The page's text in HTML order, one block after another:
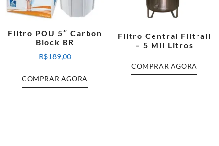
Filtro POU 5″ Carbon
Block BR
R$189,00
COMPRAR AGORA
Filtro Central Filtrali
– 5 Mil Litros
COMPRAR AGORA